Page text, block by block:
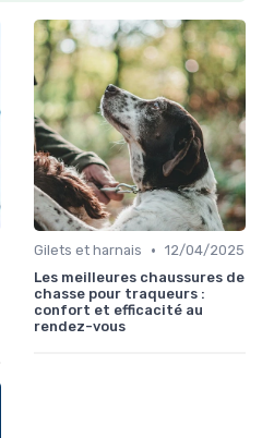
Gilets et harnais • 12/04/2025
Les meilleures chaussures de
chasse pour traqueurs :
confort et efficacité au
rendez-vous